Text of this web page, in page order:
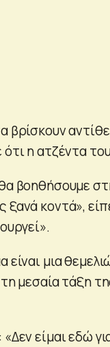
βρίσκουν
ότι η ατζέντα
βοηθήσουμε
κοντά»,
είναι μια
μεσαία τάξη
είμαι εδώ